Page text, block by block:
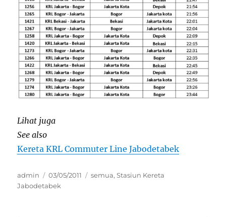
Lihat juga
See also
Kereta KRL Commuter Line Jabodetabek
Author
admin
Posted
on
03/05/2011 Categories
semua,Stasiun Kereta
Jabodetabek